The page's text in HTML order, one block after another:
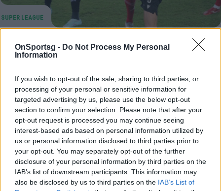
OnSportsg - Do Not Process My Personal
Information
If you wish to opt-out of the sale, sharing to third parties, or
processing of your personal or sensitive information for
targeted advertising by us, please use the below opt-out
section to confirm your selection. Please note that after your
opt-out request is processed you may continue seeing
interest-based ads based on personal information utilized by
us or personal information disclosed to third parties prior to
your opt-out. You may separately opt-out of the further
disclosure of your personal information by third parties on the
IAB’s list of downstream participants. This information may
also be disclosed by us to third parties on the IAB’s List of
Super League: Ντέρμπι «επιβίωσης»
Ολυμπιακός – ΠΑΟΚ | Δοκιμάζονται εκτός
Super League: Ο χαμένος… χάνεται στο Ολυμπιακός –
ΠΑΟΚ, ενώ Παναθηναϊκός κι ΑΕΚ έχουν εκτός έδρας
δοκιμασίες στο πλαίσιο της 3ης αγωνιστικής…
05 Απριλίου 2023 08:13